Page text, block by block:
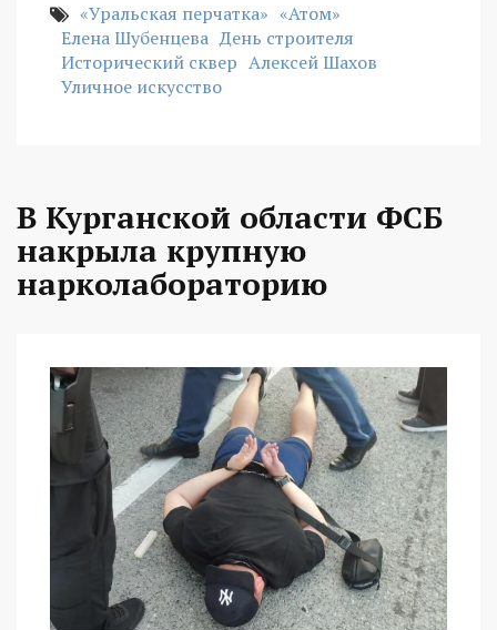
«Уральская перчатка» «Атом»
Елена Шубенцева День строителя
Исторический сквер Алексей Шахов
Уличное искусство
В Курганской области ФСБ
накрыла крупную
нарколабораторию